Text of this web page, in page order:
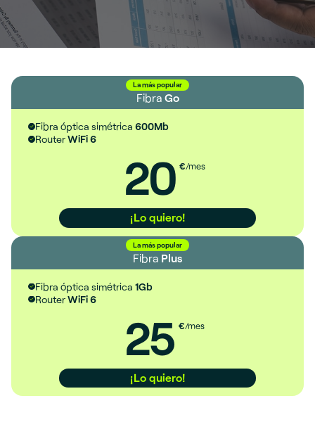
La más popular
Fibra Go
Fibra óptica simétrica 600Mb
RouterWiFi 6
20 €/mes
¡Lo quiero!
La más popular
Fibra Plus
Fibra óptica simétrica 1Gb
RouterWiFi 6
25 €/mes
¡Lo quiero!